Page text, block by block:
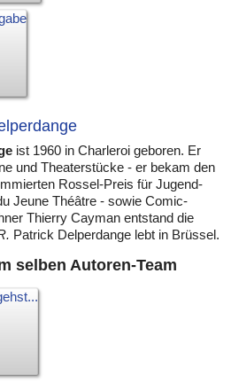
ist 1960 in Charleroi geboren. Er
und Theaterstücke - er bekam den
Rossel-Preis für Jugend-
Jeune Théâtre - sowie Comic-
Thierry Cayman entstand die
Patrick Delperdange lebt in Brüssel.
selben Autoren-Team